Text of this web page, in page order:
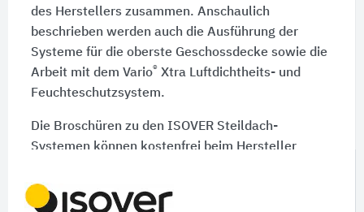
des Herstellers zusammen. Anschaulich
beschrieben werden auch die Ausführung der
Systeme für die oberste Geschossdecke sowie die
Arbeit mit dem Vario® Xtra Luftdichtheits- und
Feuchteschutzsystem.
Die Broschüren zu den ISOVER Steildach-
Systemen können kostenfrei beim Hersteller
Download bereit: